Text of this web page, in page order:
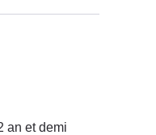
an et demi